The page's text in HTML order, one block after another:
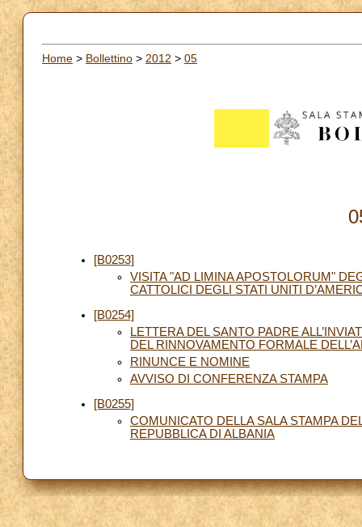
Home > Bollettino > 2012 > 05
[B0253]
VISITA "AD LIMINA APOSTOLORUM"
CATTOLICI DEGLI STATI UNITI
[B0254]
LETTERA DEL SANTO PADRE
DEL RINNOVAMENTO FORMALE
RINUNCE E NOMINE
AVVISO DI CONFERENZA STAMPA
[B0255]
COMUNICATO DELLA SALA STAMPA
REPUBBLICA DI ALBANIA